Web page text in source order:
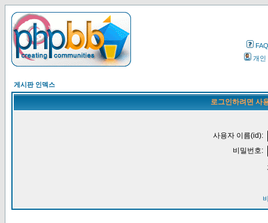
FAQ
개인
게시판 인덱스
로그인하려면 사
사용자 이름(id):
비밀번호: